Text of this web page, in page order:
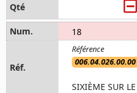
18
006.04.026.00.00
SIXIÈME SUR